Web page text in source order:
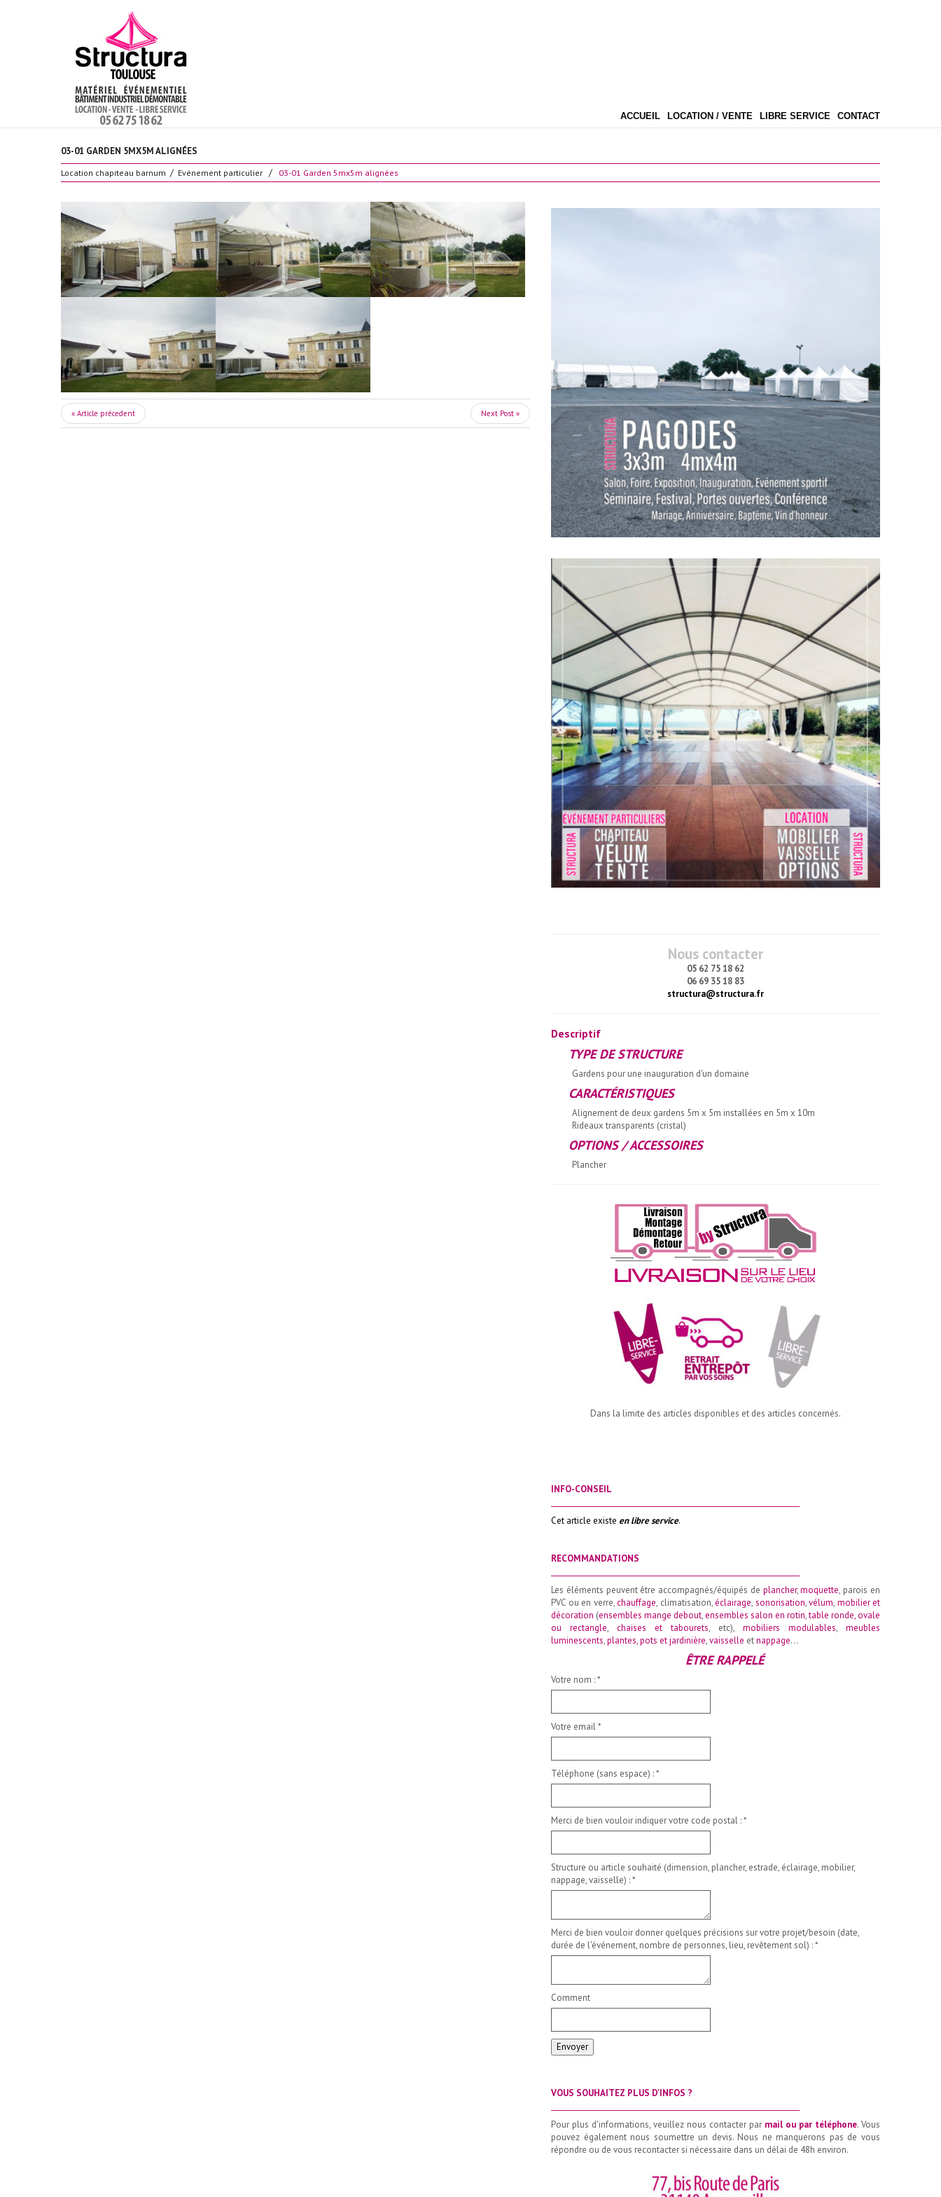
ACCUEIL LOCATION / VENTE LIBRE SERVICE CONTACT
03-01 GARDEN 5MX5M ALIGNÉES
Location chapiteau barnum Evénement particulier 03-01 Garden 5mx5m alignées
« Article précedent Next Post »
Nous contacter
05 62 75 18 62
06 69 35 18 83
structura@structura.fr
Descriptif
TYPE DE STRUCTURE
Gardens pour une inauguration d'un domaine
CARACTÉRISTIQUES
Alignement de deux gardens 5m x 5m installées en 5m x 10m
Rideaux transparents (cristal)
OPTIONS / ACCESSOIRES
Plancher
Dans la limite des articles disponibles et des articles concernés.
INFO-CONSEIL
Cet article existe en libre service.
RECOMMANDATIONS
Les éléments peuvent être accompagnés/équipés de plancher,moquette, parois en
PVC ou en verre,chauffage, climatisation,éclairage, sonorisation,vélum, mobilier et
décoration (ensembles mange debout,ensembles salon en rotin,table ronde,ovale
ou rectangle, chaises et tabourets, etc), mobiliers modulables, meubles
luminescents,plantes, pots et jardinière,vaisselle etnappage…
ÊTRE RAPPELÉ
Votre nom :*
Votre email*
Téléphone (sans espace) :*
Merci de bien vouloir indiquer votre code postal :*
Structure ou article souhaité (dimension, plancher, estrade, éclairage, mobilier,
nappage, vaisselle) :*
Merci de bien vouloir donner quelques précisions sur votre projet/besoin (date,
durée de l'événement, nombre de personnes, lieu, revêtement sol) :*
Comment
Envoyer
VOUS SOUHAITEZ PLUS D'INFOS ?
Pour plus d'informations, veuillez nous contacter par mail ou par téléphone. Vous
pouvez également nous soumettre un devis. Nous ne manquerons pas de vous
répondre ou de vous recontacter si nécessaire dans un délai de 48h environ.